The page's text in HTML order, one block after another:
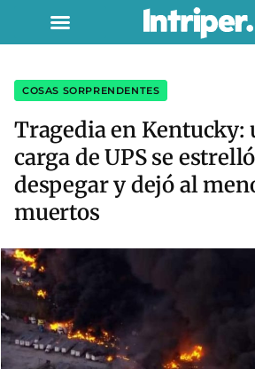
COSAS SORPRENDENTES
Tragedia en Kentucky:
carga de UPS se
despegar y dejó al
muertos